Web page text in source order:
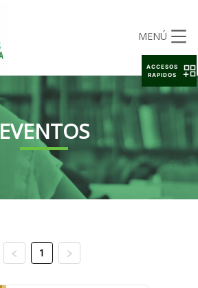
MENÚ
EVENTOS
1
ACCESOS
RAPIDOS